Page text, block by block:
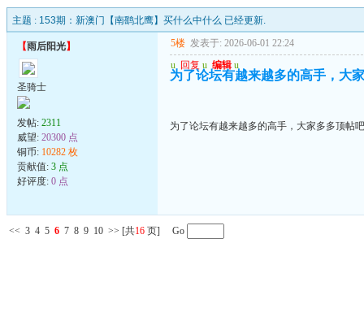
主题 : 153期：新澳门【南鹞北鹰】买什么中什么 已经更新.
【雨后阳光】
圣骑士
发帖: 2311
威望: 20300 点
铜币: 10282 枚
贡献值: 3 点
好评度: 0 点
5楼 发表于: 2026-06-01 22:24
u 回复 u 编辑 u
为了论坛有越来越多的高手，大
为了论坛有越来越多的高手，大家多多顶帖
<< 3 4 5 6 7 8 9 10 >> [共16 页] Go